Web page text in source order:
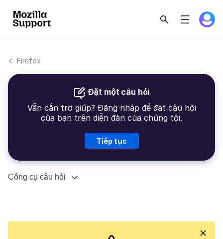
Firefox
Đặt một câu hỏi
Vẫn cần trợ giúp? Đăng nhập để đặt câu hỏi
của bạn trên diễn đàn của chúng tôi.
Tiếp tục
Công cụ câu hỏi